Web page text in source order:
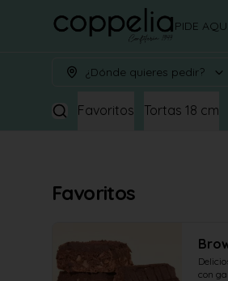
PIDE
¿Dónde quieres pedir?
Favoritos Tortas 18 cm
Favoritos
con